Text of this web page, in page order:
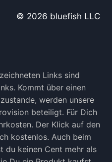
© 2026 bluefish LLC
Links sind
Kommt über einen
werden unsere
beteiligt. Für Dich
Der Klick auf den
kostenlos. Auch beim
du keinen Cent mehr als